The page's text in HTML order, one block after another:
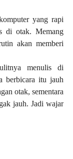
yang rapi
di otak. Memang
akan memberi
menulis di
berbicara itu jauh
otak, sementara
jauh. Jadi wajar